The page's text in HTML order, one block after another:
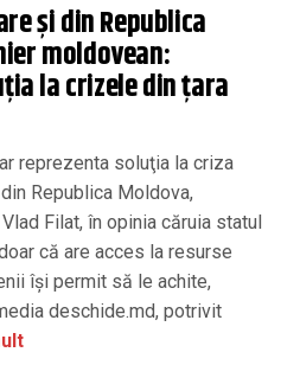
și din Republica
moldovean:
la crizele din țara
reprezenta soluţia la criza
Republica Moldova,
Filat, în opinia căruia statul
că are acces la resurse
îşi permit să le achite,
deschide.md, potrivit